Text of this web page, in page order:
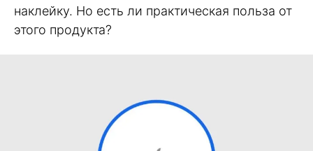
наклейку. Но есть ли практическая польза от
этого продукта?